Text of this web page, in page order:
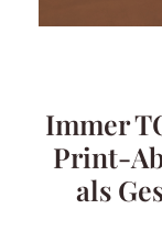
Immer
Print-
als